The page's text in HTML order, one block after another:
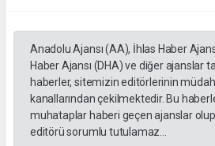
Anadolu Ajansı (AA), İhlas Haber
Haber Ajansı (DHA) ve diğer ajanslar
haberler, sitemizin editörlerinin
kanallarından çekilmektedir. Bu
muhataplar haberi geçen ajanslar
editörü sorumlu tutulamaz...